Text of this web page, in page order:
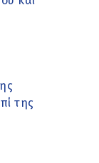
της